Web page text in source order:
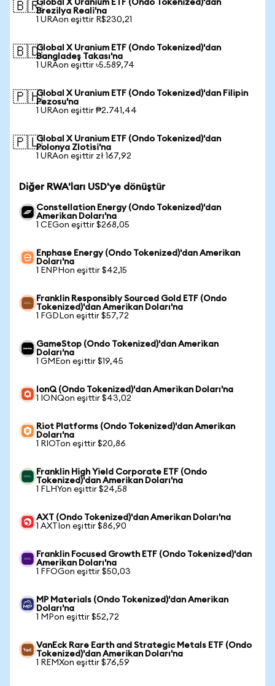
🇧🇷Global X Uranium ETF (Ondo Tokenized)'dan
Brezilya Reali'na
1 URAon eşittir R$230,21
🇧🇩Global X Uranium ETF (Ondo Tokenized)'dan
Bangladeş Takası'na
1 URAon eşittir ৳5.589,74
🇵🇭Global X Uranium ETF (Ondo Tokenized)'dan Filipin
Pezosu'na
1 URAon eşittir ₱2.741,44
🇵🇱Global X Uranium ETF (Ondo Tokenized)'dan
Polonya Zlotisi'na
1 URAon eşittir zł 167,92
Diğer RWA'ları USD'ye dönüştür
Constellation Energy (Ondo Tokenized)'dan
Amerikan Doları'na
1 CEGon eşittir $268,05
Enphase Energy (Ondo Tokenized)'dan Amerikan
Doları'na
1 ENPHon eşittir $42,15
Franklin Responsibly Sourced Gold ETF (Ondo
Tokenized)'dan Amerikan Doları'na
1 FGDLon eşittir $57,72
GameStop (Ondo Tokenized)'dan Amerikan
Doları'na
1 GMEon eşittir $19,45
IonQ (Ondo Tokenized)'dan Amerikan Doları'na
1 IONQon eşittir $43,02
Riot Platforms (Ondo Tokenized)'dan Amerikan
Doları'na
1 RIOTon eşittir $20,86
Franklin High Yield Corporate ETF (Ondo
Tokenized)'dan Amerikan Doları'na
1 FLHYon eşittir $24,58
AXT (Ondo Tokenized)'dan Amerikan Doları'na
1 AXTIon eşittir $86,90
Franklin Focused Growth ETF (Ondo Tokenized)'dan
Amerikan Doları'na
1 FFOGon eşittir $50,03
MP Materials (Ondo Tokenized)'dan Amerikan
Doları'na
1 MPon eşittir $52,72
VanEck Rare Earth and Strategic Metals ETF (Ondo
Tokenized)'dan Amerikan Doları'na
1 REMXon eşittir $76,59